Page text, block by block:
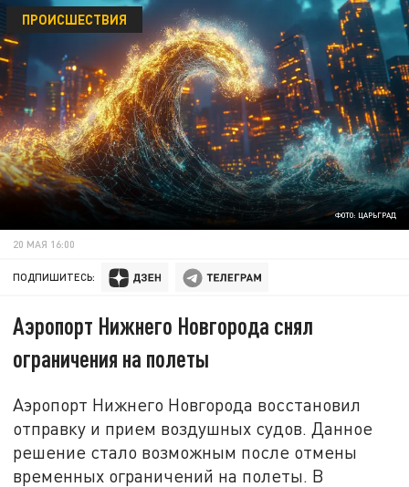
ФОТО: ЦАРЬГРАД
ПРОИСШЕСТВИЯ
20 МАЯ 16:00
ПОДПИШИТЕСЬ:
Аэропорт Нижнего Новгорода снял
ограничения на полеты
Аэропорт Нижнего Новгорода восстановил
отправку и прием воздушных судов. Данное
решение стало возможным после отмены
временных ограничений на полеты. В